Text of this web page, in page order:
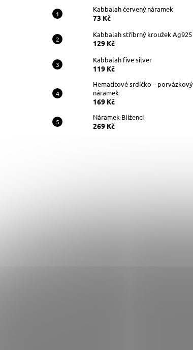
Kabbalah červený náramek
73 Kč
Kabbalah stříbrný kroužek Ag925
129 Kč
Kabbalah five silver
119 Kč
Hematitové srdíčko – porvázkový
náramek
169 Kč
Náramek Blíženci
269 Kč